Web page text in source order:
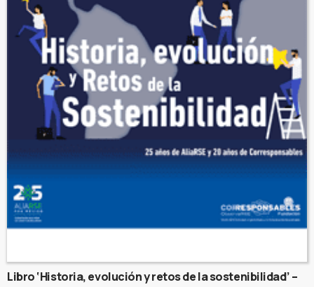
Libro ‘Historia, evolución y retos de la sostenibilidad’ –